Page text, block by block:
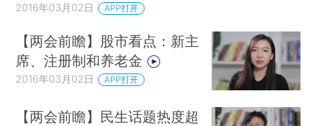
2016年03月02日 APP打开
【两会前瞻】股市看点：新主
席、注册制和养老金
2016年03月02日 APP打开
【两会前瞻】民生话题热度超